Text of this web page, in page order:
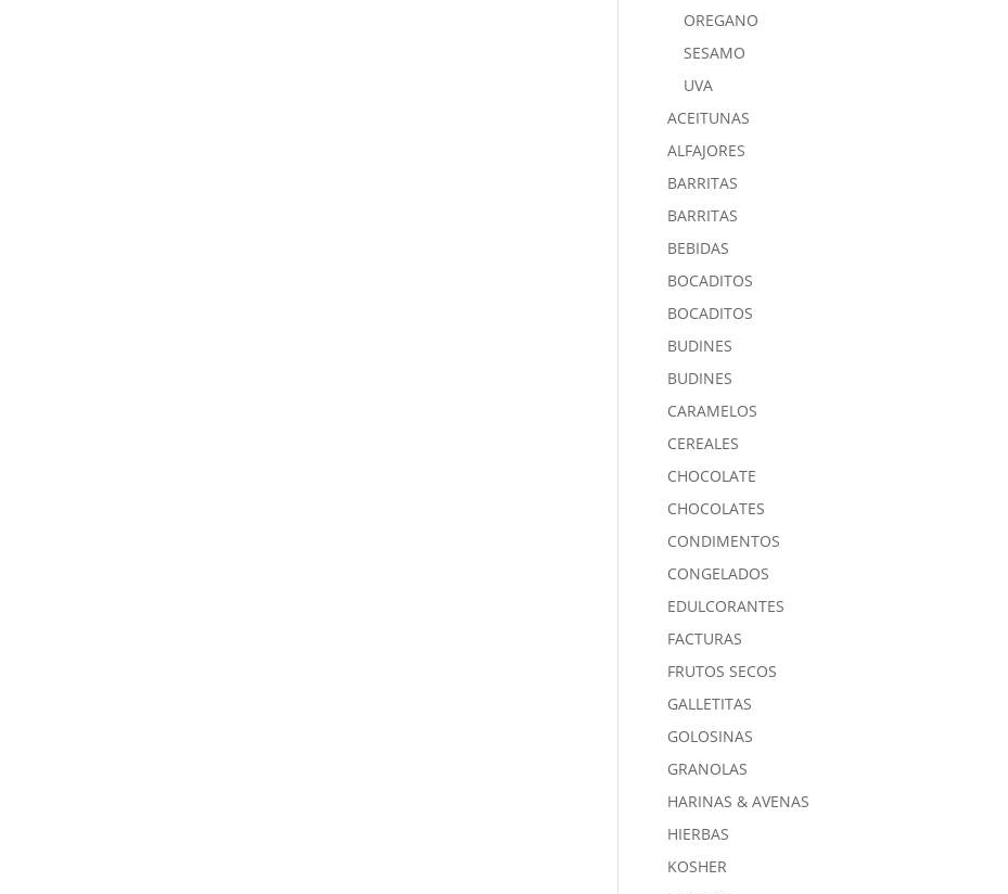
OREGANO
SESAMO
UVA
ACEITUNAS
ALFAJORES
BARRITAS
BARRITAS
BEBIDAS
BOCADITOS
BOCADITOS
BUDINES
BUDINES
CARAMELOS
CEREALES
CHOCOLATE
CHOCOLATES
CONDIMENTOS
CONGELADOS
EDULCORANTES
FACTURAS
FRUTOS SECOS
GALLETITAS
GOLOSINAS
GRANOLAS
HARINAS & AVENAS
HIERBAS
KOSHER